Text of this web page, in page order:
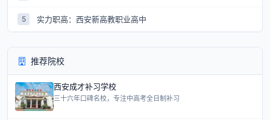
5 实力职高：西安新高教职业高中
推荐院校
西安成才补习学校
三十六年口碑名校，专注中高考全日制补习